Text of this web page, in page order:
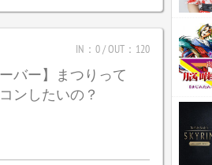
IN：0 / OUT：120
ーバー】まつりって
ンしたいの？